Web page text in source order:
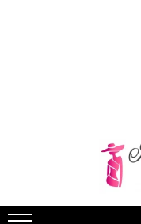
Chiloti clasici